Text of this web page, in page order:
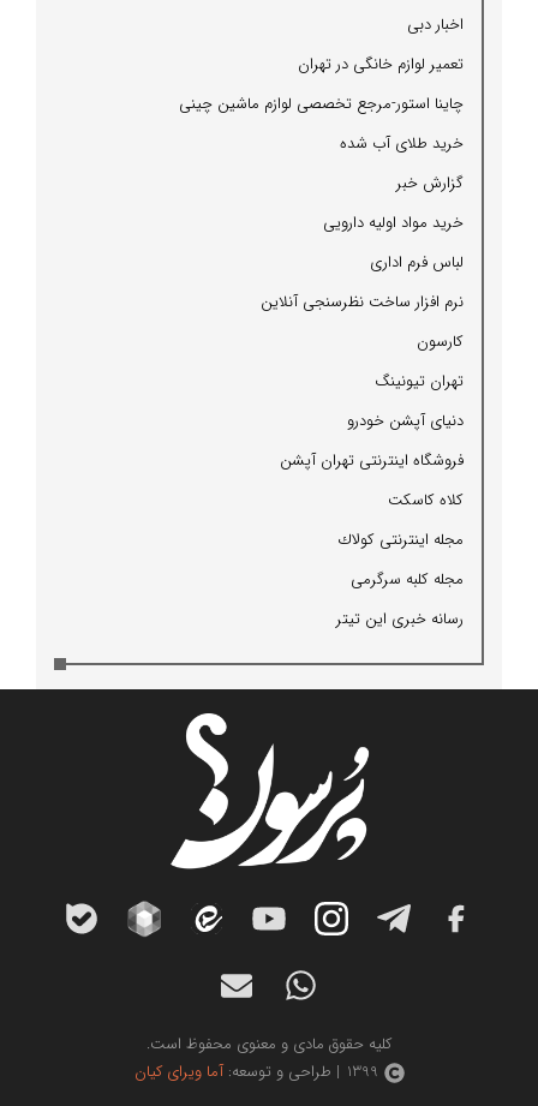
اخبار دبی
تعمیر لوازم خانگی در تهران
چاینا استور-مرجع تخصصی لوازم ماشین چینی
خرید طلای آب شده
گزارش خبر
خرید مواد اولیه دارویی
لباس فرم اداری
نرم افزار ساخت نظرسنجی آنلاین
كارسون
تهران تیونینگ
دنیای آپشن خودرو
فروشگاه اینترنتی تهران آپشن
كلاه كاسكت
مجله اینترنتی كولاك
مجله كلبه سرگرمی
رسانه خبری این تیتر
کلیه حقوق مادی و معنوی محفوظ است.
1399 | طراحی و توسعه:
آما ویرای کیان